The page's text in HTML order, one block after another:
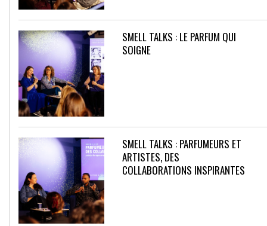
SMELL TALKS : LE PARFUM QUI
SOIGNE
SMELL TALKS : PARFUMEURS ET
ARTISTES, DES
COLLABORATIONS INSPIRANTES